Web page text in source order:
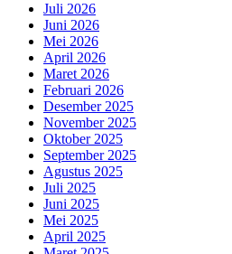
Juli 2026
Juni 2026
Mei 2026
April 2026
Maret 2026
Februari 2026
Desember 2025
November 2025
Oktober 2025
September 2025
Agustus 2025
Juli 2025
Juni 2025
Mei 2025
April 2025